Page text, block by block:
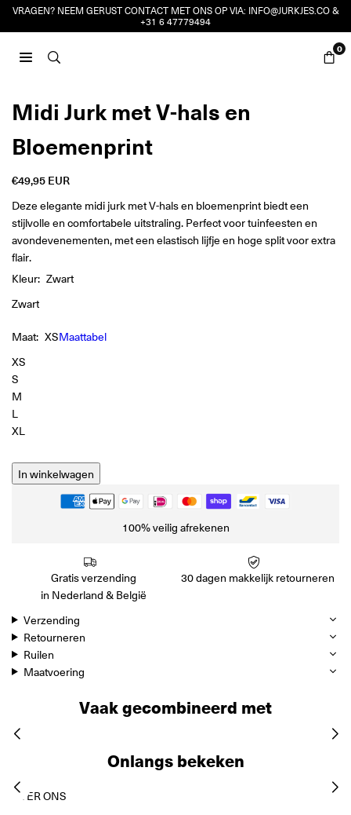
VRAGEN? NEEM GERUST CONTACT MET ONS OP VIA: INFO@JURKJES.CO&
+31 6 47779494
0
Midi Jurk met V-hals en
Bloemenprint
Reguliere
prijs
€49,95 EUR
Deze elegante midi jurk met V-hals en bloemenprint biedt een
stijlvolle en comfortabele uitstraling. Perfect voor tuinfeesten en
avondevenementen, met een elastisch lijfje en hoge split voor extra
flair.
Kleur: Zwart
Zwart
Maat: XSMaattabel
XS
S
M
L
XL
In winkelwagen
100% veilig afrekenen
Gratis verzending
in Nederland & België
30 dagen makkelijk retourneren
Verzending
Retourneren
Ruilen
Maatvoering
Vaak gecombineerd met
Onlangs bekeken
OVER ONS